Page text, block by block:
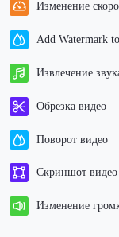
Изменение
Add Watermark
Извлечение
Обрезка видео
Поворот видео
Скриншот видео
Изменение